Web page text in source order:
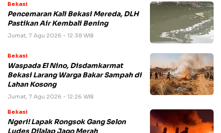
Bekasi
Pencemaran Kali Bekasi Mereda, DLH
Pastikan Air Kembali Bening
Jumat, 7 Agu 2026 - 12:38 WIB
Bekasi
Waspada El Nino, Disdamkarmat
Bekasi Larang Warga Bakar Sampah di
Lahan Kosong
Jumat, 7 Agu 2026 - 12:26 WIB
Bekasi
Ngeri! Lapak Rongsok Gang Selon
Ludes Dilalap Jago Merah